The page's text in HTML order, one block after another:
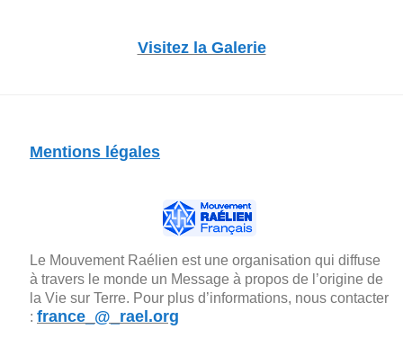
Visitez la Galerie
Mentions légales
Le Mouvement Raélien est une organisation qui diffuse
à travers le monde un Message à propos de l’origine de
la Vie sur Terre. Pour plus d’informations, nous contacter
: france_@_rael.org